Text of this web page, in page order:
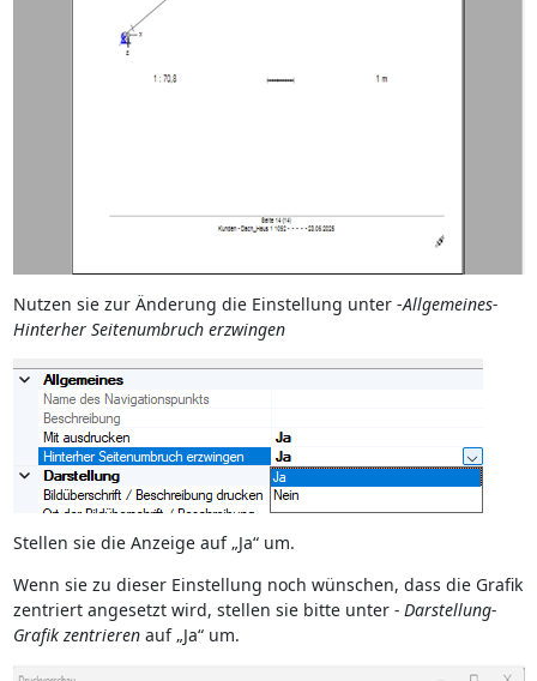
Nutzen sie zur Änderung die Einstellung unter -Allgemeines-
Hinterher Seitenumbruch erzwingen
Stellen sie die Anzeige auf „Ja“ um.
Wenn sie zu dieser Einstellung noch wünschen, dass die Grafik
zentriert angesetzt wird, stellen sie bitte unter - Darstellung-
Grafik zentrieren auf „Ja“ um.